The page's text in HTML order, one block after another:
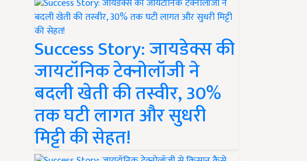
Success Story: जायडेक्स की
जायटॉनिक टेक्नोलॉजी ने
बदली खेती की तस्वीर, 30%
तक घटी लागत और सुधरी
मिट्टी की सेहत!